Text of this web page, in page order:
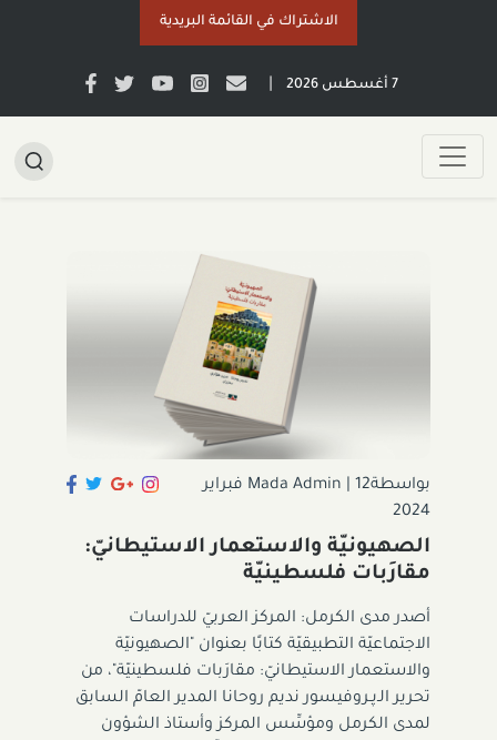
الاشتراك في القائمة البريدية
7 أغسطس 2026
بواسطةMada Admin
12 فبراير
2024
الصهيونيّة والاستعمار الاستيطانيّ:
مقارَبات فلسطينيّة
أصدر مدى الكرمل: المركز العربيّ للدراسات
الاجتماعيّة التطبيقيّة كتابًا بعنوان "الصهيونيّة
والاستعمار الاستيطانيّ: مقارَبات فلسطينيّة"، من
تحرير الـﭘـروفيسور نديم روحانا المدير العامّ السابق
لمدى الكرمل ومؤسِّس المركز وأستاذ الشؤون